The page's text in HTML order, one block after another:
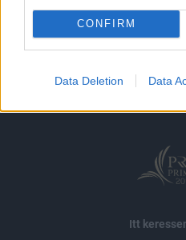
CONFIRM
Data Deletion Data
adatvédelem
szerzői
Itt